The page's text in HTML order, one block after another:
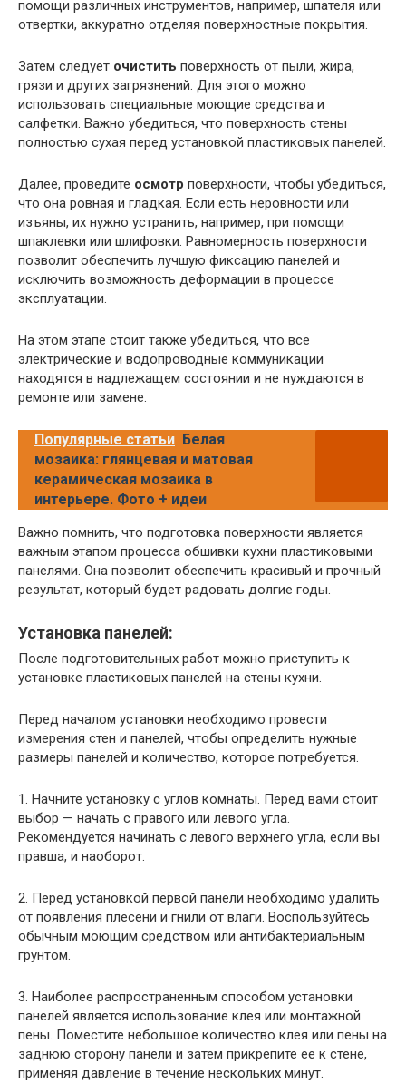
помощи различных инструментов, например, шпателя или
отвертки, аккуратно отделяя поверхностные покрытия.
Затем следует очистить поверхность от пыли, жира,
грязи и других загрязнений. Для этого можно
использовать специальные моющие средства и
салфетки. Важно убедиться, что поверхность стены
полностью сухая перед установкой пластиковых панелей.
Далее, проведите осмотр поверхности, чтобы убедиться,
что она ровная и гладкая. Если есть неровности или
изъяны, их нужно устранить, например, при помощи
шпаклевки или шлифовки. Равномерность поверхности
позволит обеспечить лучшую фиксацию панелей и
исключить возможность деформации в процессе
эксплуатации.
На этом этапе стоит также убедиться, что все
электрические и водопроводные коммуникации
находятся в надлежащем состоянии и не нуждаются в
ремонте или замене.
Популярные статьи Белая
мозаика: глянцевая и матовая
керамическая мозаика в
интерьере. Фото + идеи
Важно помнить, что подготовка поверхности является
важным этапом процесса обшивки кухни пластиковыми
панелями. Она позволит обеспечить красивый и прочный
результат, который будет радовать долгие годы.
Установка панелей:
После подготовительных работ можно приступить к
установке пластиковых панелей на стены кухни.
Перед началом установки необходимо провести
измерения стен и панелей, чтобы определить нужные
размеры панелей и количество, которое потребуется.
1. Начните установку с углов комнаты. Перед вами стоит
выбор — начать с правого или левого угла.
Рекомендуется начинать с левого верхнего угла, если вы
правша, и наоборот.
2. Перед установкой первой панели необходимо удалить
от появления плесени и гнили от влаги. Воспользуйтесь
обычным моющим средством или антибактериальным
грунтом.
3. Наиболее распространенным способом установки
панелей является использование клея или монтажной
пены. Поместите небольшое количество клея или пены на
заднюю сторону панели и затем прикрепите ее к стене,
применяя давление в течение нескольких минут.